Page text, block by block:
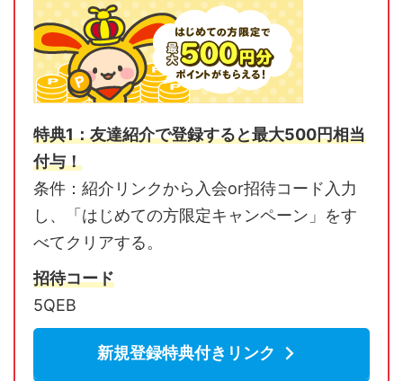
特典1：友達紹介で登録すると最大500円相当
付与！
条件：紹介リンクから入会or招待コード入力
し、「はじめての方限定キャンペーン」をす
べてクリアする。
招待コード
5QEB
新規登録特典付きリンク